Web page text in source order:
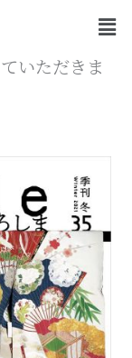
メ
ニ
ュ
ー
いただきま